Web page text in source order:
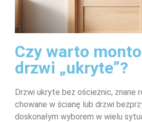
Czy warto
drzwi „ukryte”?
Drzwi ukryte bez ościeżnic, znane
chowane w ścianę lub drzwi
doskonałym wyborem w wielu